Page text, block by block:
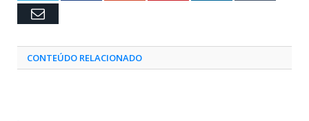
Email
CONTEÚDO RELACIONADO